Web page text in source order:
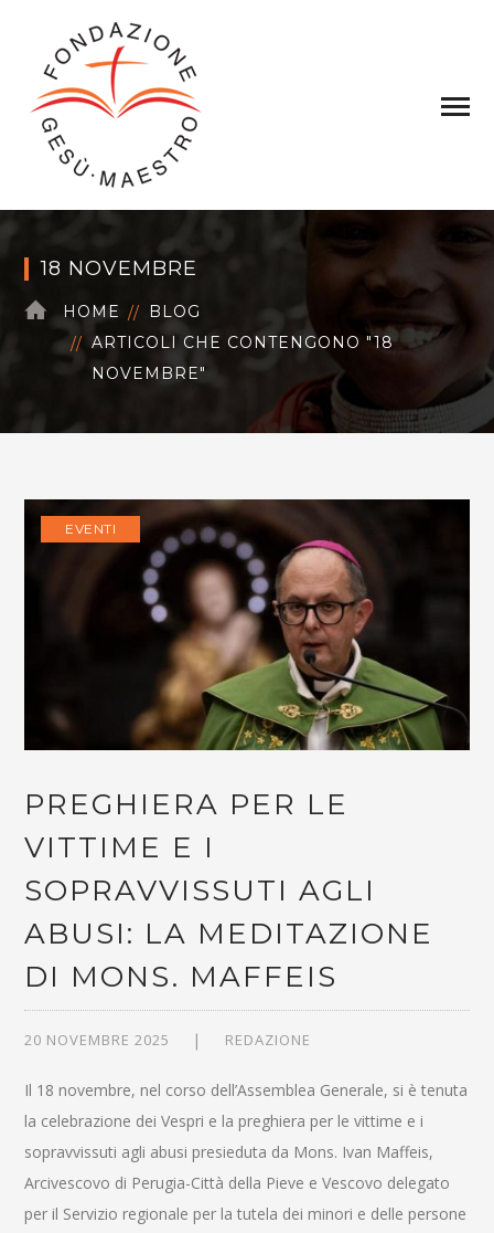
18 NOVEMBRE
HOME
BLOG
ARTICOLI CHE CONTENGONO "18
NOVEMBRE"
EVENTI
PREGHIERA PER LE
VITTIME E I
SOPRAVVISSUTI AGLI
ABUSI: LA MEDITAZIONE
DI MONS. MAFFEIS
20 NOVEMBRE 2025 REDAZIONE
Il 18 novembre, nel corso dell’Assemblea Generale, si è tenuta
la celebrazione dei Vespri e la preghiera per le vittime e i
sopravvissuti agli abusi presieduta da Mons. Ivan Maffeis,
Arcivescovo di Perugia-Città della Pieve e Vescovo delegato
per il Servizio regionale per la tutela dei minori e delle persone